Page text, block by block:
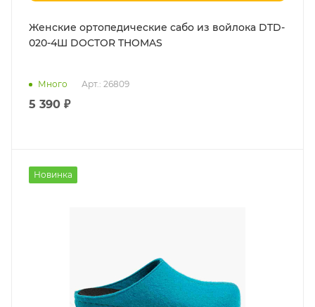
Женские ортопедические сабо из войлока DTD-
020-4Ш DOCTOR THOMAS
Много Арт.: 26809
5 390 ₽
Новинка